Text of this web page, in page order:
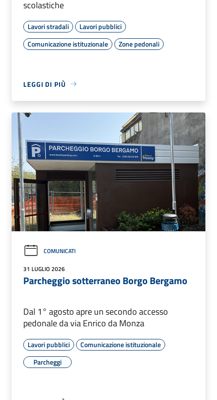
scolastiche
Lavori stradali
Lavori pubblici
Comunicazione istituzionale
Zone pedonali
LEGGI DI PIÙ
COMUNICATI
31 LUGLIO 2026
Parcheggio sotterraneo Borgo Bergamo
Dal 1° agosto apre un secondo accesso
pedonale da via Enrico da Monza
Lavori pubblici
Comunicazione istituzionale
Parcheggi